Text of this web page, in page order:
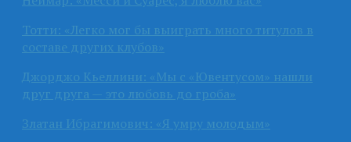
Тотти: «Легко мог бы выиграть много титулов в
составе других клубов»
Джорджо Кьеллини: «Мы с «Ювентусом» нашли
друг друга — это любовь до гроба»
Златан Ибрагимович: «Я умру молодым»